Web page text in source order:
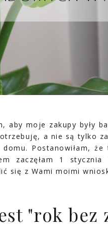
aby moje zakupy były
a nie są tylko
Postanowiłam,
zaczęłam 1
się z Wami moimi
"rok bez